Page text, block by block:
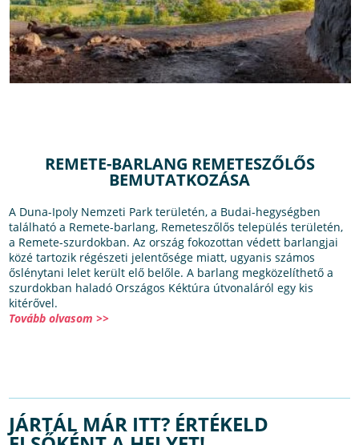
REMETE-BARLANG REMETESZŐLŐS
BEMUTATKOZÁSA
A Duna-Ipoly Nemzeti Park területén, a Budai-hegységben
található a Remete-barlang, Remeteszőlős település területén,
a Remete-szurdokban. Az ország fokozottan védett barlangjai
közé tartozik régészeti jelentősége miatt, ugyanis számos
őslénytani lelet került elő belőle. A barlang megközelíthető a
szurdokban haladó Országos Kéktúra útvonaláról egy kis
kitérővel.
Tovább olvasom >>
JÁRTÁL MÁR ITT? ÉRTÉKELD